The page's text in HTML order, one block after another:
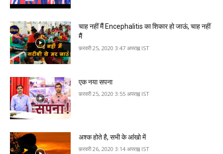
चाह न‍हीं मैैं Encephalitis का शिकार हो जाऊं, चाह न‍हीं
मैैं
फ़रवरी 25, 2020 3:47 अपराह्न IST
एक नया सपना
फ़रवरी 25, 2020 3:55 अपराह्न IST
अश्‍क होते है, सभी के आंंखाे में
फ़रवरी 26, 2020 3:14 अपराह्न IST